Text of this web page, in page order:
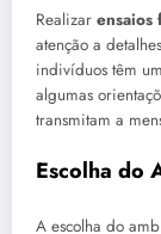
Realizar ensaios
atenção a
indivíduos têm
algumas
transmitam a
Escolha do
A escolha do